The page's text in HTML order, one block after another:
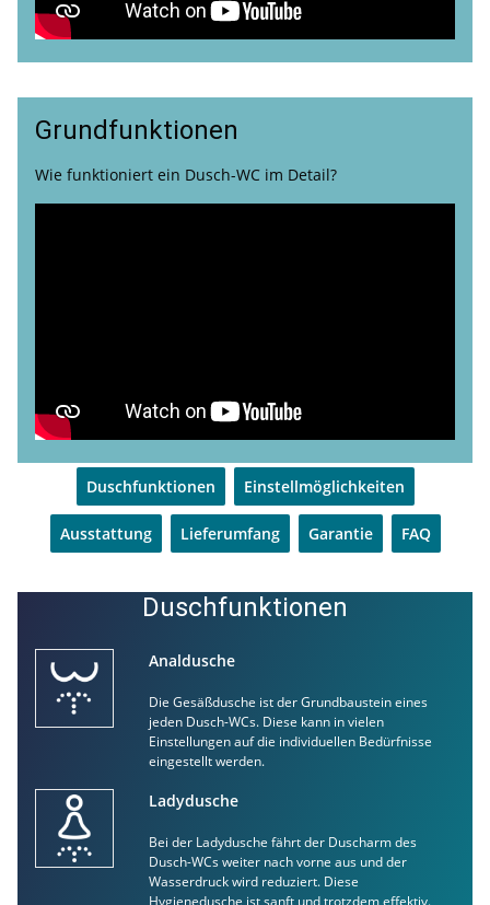
Grundfunktionen
Wie funktioniert ein Dusch-WC im Detail?
Duschfunktionen Einstellmöglichkeiten
Ausstattung Lieferumfang Garantie FAQ
Duschfunktionen
Analdusche
Die Gesäßdusche ist der Grundbaustein eines
jeden Dusch-WCs. Diese kann in vielen
Einstellungen auf die individuellen Bedürfnisse
eingestellt werden.
Ladydusche
Bei der Ladydusche fährt der Duscharm des
Dusch-WCs weiter nach vorne aus und der
Wasserdruck wird reduziert. Diese